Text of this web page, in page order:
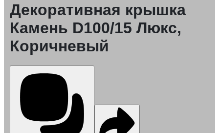
Декоративная крышка
Камень D100/15 Люкс,
Коричневый